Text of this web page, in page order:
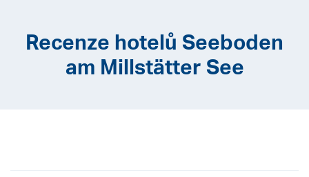
Recenze hotelů Seeboden
am Millstätter See